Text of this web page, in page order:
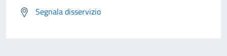
Segnala disservizio